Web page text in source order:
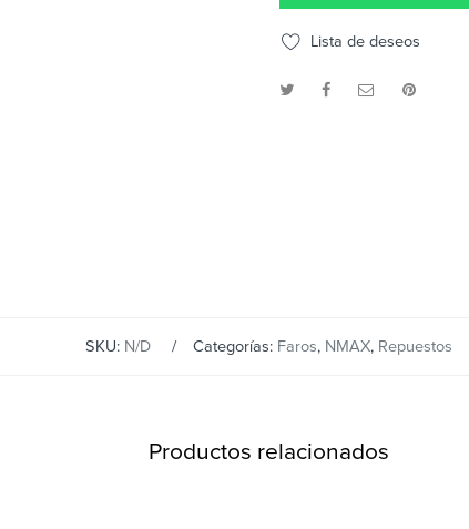
Lista de deseos
SKU: N/D Categorías: Faros, NMAX, Repuestos
Productos relacionados